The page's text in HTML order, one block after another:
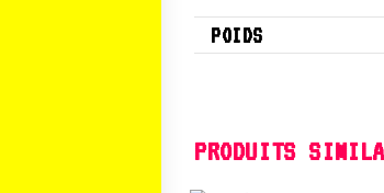
POIDS
PRODUITS